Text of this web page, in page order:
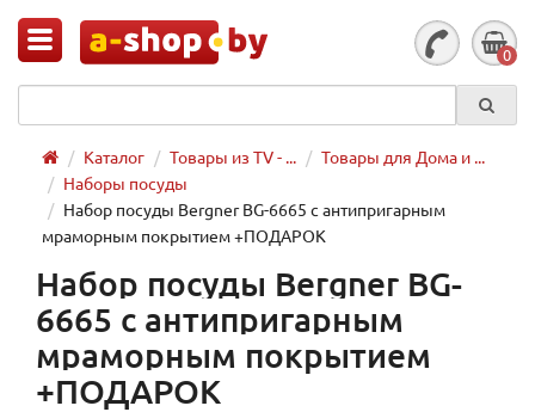
0
Каталог Товары из TV - ...
Товары для Дома и ...
Наборы посуды
Набор посуды Bergner BG-6665 с антипригарным
мраморным покрытием +ПОДАРОК
Набор посуды Bergner BG-
6665 с антипригарным
мраморным покрытием
+ПОДАРОК